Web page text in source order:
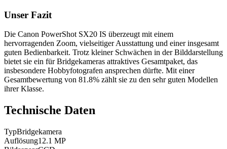
Unser Fazit
Die Canon PowerShot SX20 IS überzeugt mit einem
hervorragenden Zoom, vielseitiger Ausstattung und einer insgesamt
guten Bedienbarkeit. Trotz kleiner Schwächen in der Bilddarstellung
bietet sie ein für Bridgekameras attraktives Gesamtpaket, das
insbesondere Hobbyfotografen ansprechen dürfte. Mit einer
Gesamtbewertung von 81.8% zählt sie zu den sehr guten Modellen
ihrer Klasse.
Technische Daten
TypBridgekamera
Auflösung12.1 MP